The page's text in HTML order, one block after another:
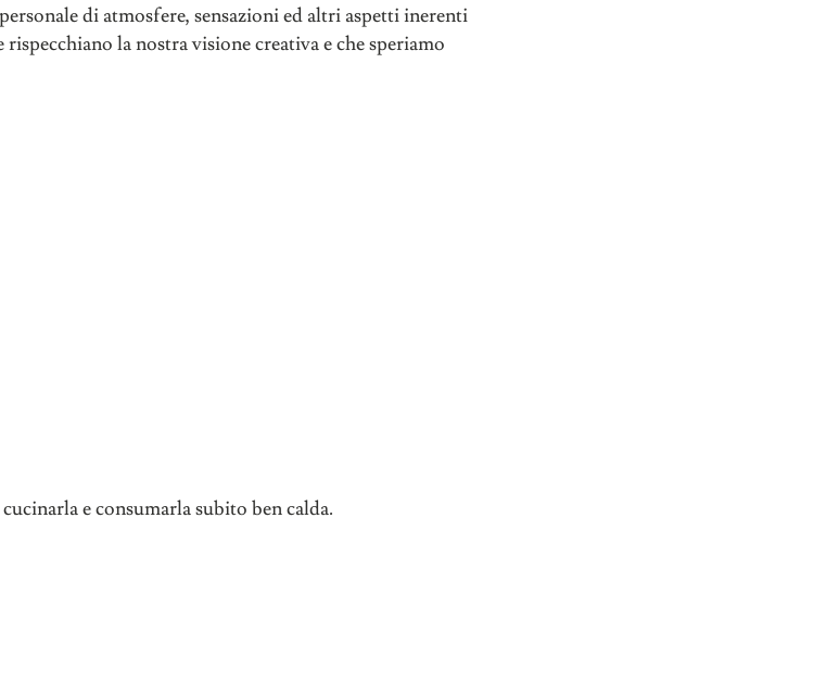
di atmosfere, sensazioni ed altri aspetti inerenti
la nostra visione creativa e che speriamo
e consumarla subito ben calda.